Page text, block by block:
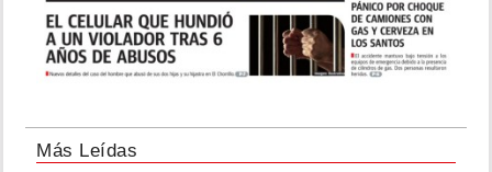
Más Leídas